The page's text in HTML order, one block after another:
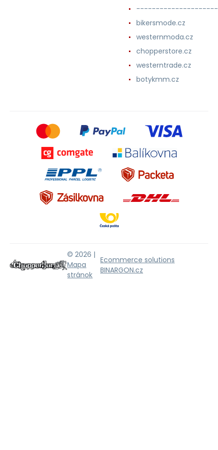
bikersmode.cz
westernmoda.cz
chopperstore.cz
westerntrade.cz
botykmm.cz
© 2026 |
Mapa
stránok
Ecommerce solutions
BINARGON.cz